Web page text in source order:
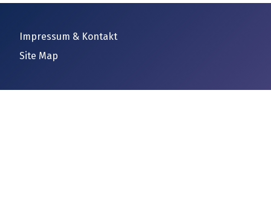
Impressum & Kontakt
Site Map